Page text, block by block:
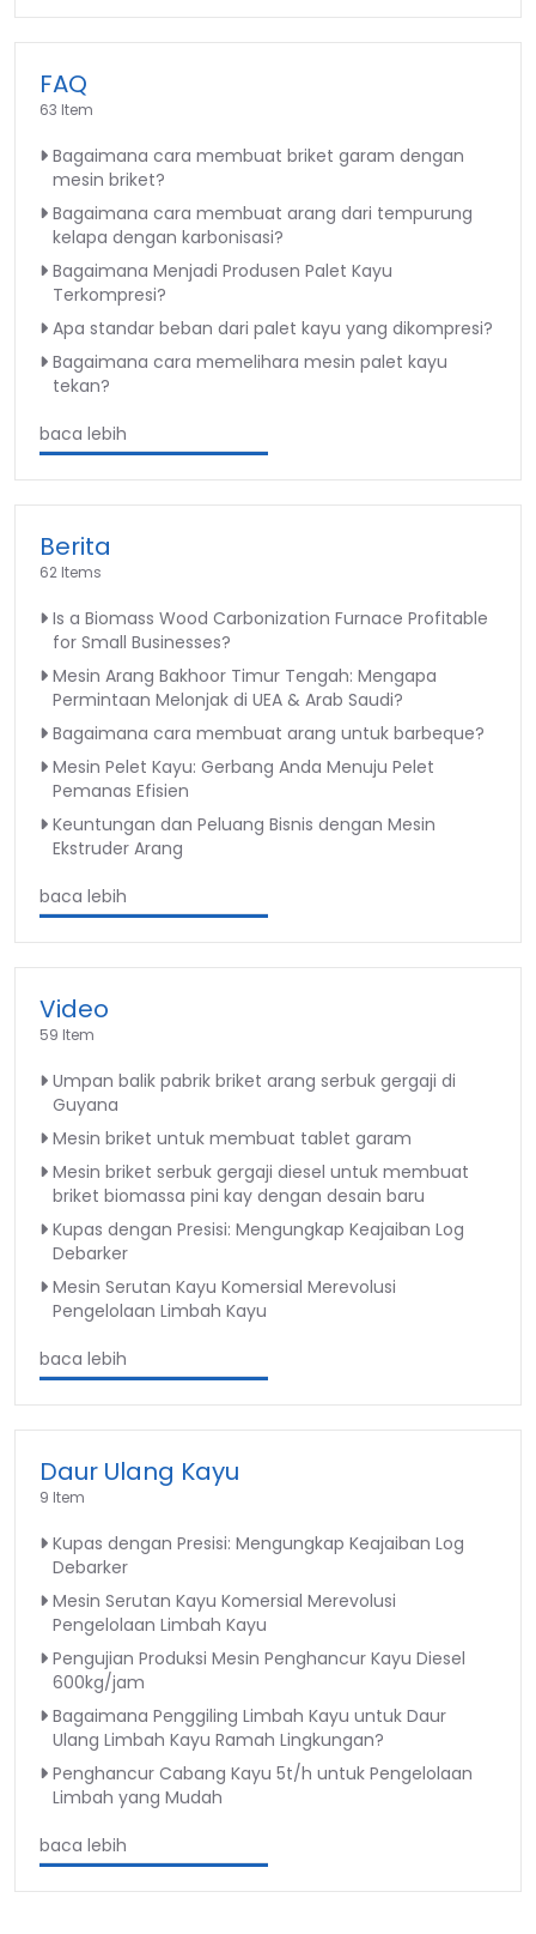
FAQ
63 Item
Bagaimana cara membuat briket garam dengan
mesin briket?
Bagaimana cara membuat arang dari tempurung
kelapa dengan karbonisasi?
Bagaimana Menjadi Produsen Palet Kayu
Terkompresi?
Apa standar beban dari palet kayu yang dikompresi?
Bagaimana cara memelihara mesin palet kayu
tekan?
baca lebih
Berita
62 Items
Is a Biomass Wood Carbonization Furnace Profitable
for Small Businesses?
Mesin Arang Bakhoor Timur Tengah: Mengapa
Permintaan Melonjak di UEA & Arab Saudi?
Bagaimana cara membuat arang untuk barbeque?
Mesin Pelet Kayu: Gerbang Anda Menuju Pelet
Pemanas Efisien
Keuntungan dan Peluang Bisnis dengan Mesin
Ekstruder Arang
baca lebih
Video
59 Item
Umpan balik pabrik briket arang serbuk gergaji di
Guyana
Mesin briket untuk membuat tablet garam
Mesin briket serbuk gergaji diesel untuk membuat
briket biomassa pini kay dengan desain baru
Kupas dengan Presisi: Mengungkap Keajaiban Log
Debarker
Mesin Serutan Kayu Komersial Merevolusi
Pengelolaan Limbah Kayu
baca lebih
Daur Ulang Kayu
9 Item
Kupas dengan Presisi: Mengungkap Keajaiban Log
Debarker
Mesin Serutan Kayu Komersial Merevolusi
Pengelolaan Limbah Kayu
Pengujian Produksi Mesin Penghancur Kayu Diesel
600kg/jam
Bagaimana Penggiling Limbah Kayu untuk Daur
Ulang Limbah Kayu Ramah Lingkungan?
Penghancur Cabang Kayu 5t/h untuk Pengelolaan
Limbah yang Mudah
baca lebih